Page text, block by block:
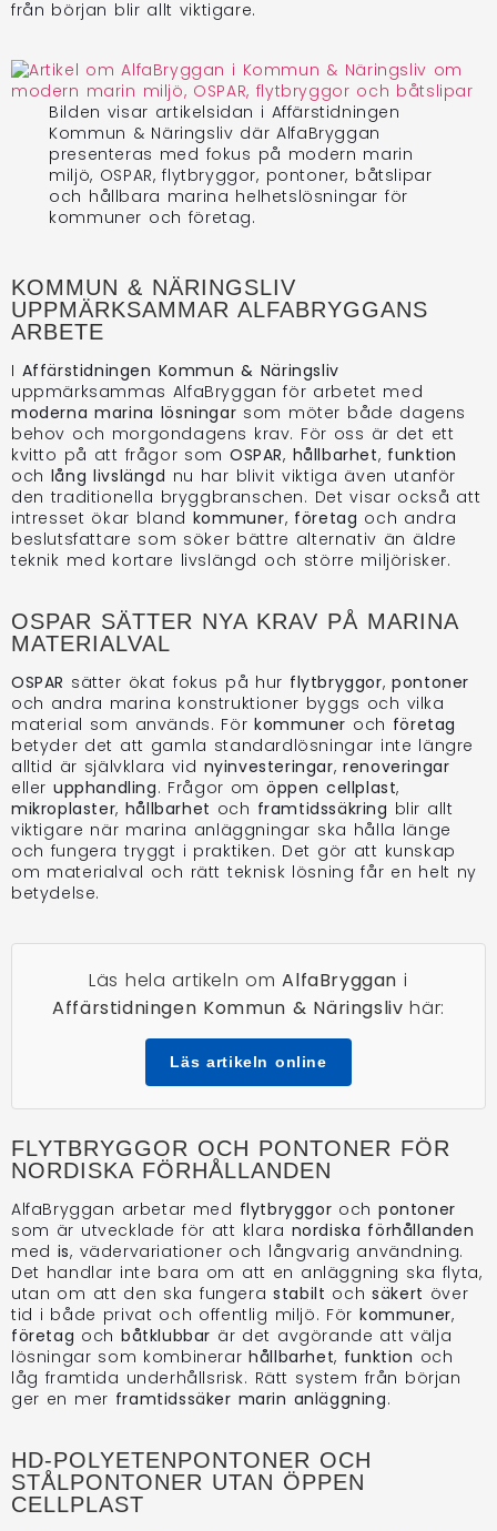
från början blir allt viktigare.
Bilden visar artikelsidan i Affärstidningen
Kommun & Näringsliv där AlfaBryggan
presenteras med fokus på modern marin
miljö, OSPAR, flytbryggor, pontoner, båtslipar
och hållbara marina helhetslösningar för
kommuner och företag.
KOMMUN & NÄRINGSLIV
UPPMÄRKSAMMAR ALFABRYGGANS
ARBETE
I Affärstidningen Kommun & Näringsliv
uppmärksammas AlfaBryggan för arbetet med
moderna marina lösningar som möter både dagens
behov och morgondagens krav. För oss är det ett
kvitto på att frågor somOSPAR, hållbarhet, funktion
och lång livslängd nu har blivit viktiga även utanför
den traditionella bryggbranschen. Det visar också att
intresset ökar bland kommuner, företag och andra
beslutsfattare som söker bättre alternativ än äldre
teknik med kortare livslängd och större miljörisker.
OSPAR SÄTTER NYA KRAV PÅ MARINA
MATERIALVAL
OSPAR sätter ökat fokus på hur flytbryggor,pontoner
och andra marina konstruktioner byggs och vilka
material som används. Förkommuner och företag
betyder det att gamla standardlösningar inte längre
alltid är självklara vid nyinvesteringar,renoveringar
eller upphandling. Frågor omöppen cellplast,
mikroplaster, hållbarhet och framtidssäkring blir allt
viktigare när marina anläggningar ska hålla länge
och fungera tryggt i praktiken. Det gör att kunskap
om materialval och rätt teknisk lösning får en helt ny
betydelse.
Läs hela artikeln omAlfaBryggan i
Affärstidningen Kommun & Näringsliv här:
Läs artikeln online
FLYTBRYGGOR OCH PONTONER FÖR
NORDISKA FÖRHÅLLANDEN
AlfaBryggan arbetar med flytbryggor ochpontoner
som är utvecklade för att klara nordiska förhållanden
med is, vädervariationer och långvarig användning.
Det handlar inte bara om att en anläggning ska flyta,
utan om att den ska fungerastabilt ochsäkert över
tid i både privat och offentlig miljö. Förkommuner,
företag ochbåtklubbar är det avgörande att välja
lösningar som kombinerarhållbarhet, funktion och
låg framtida underhållsrisk. Rätt system från början
ger en mer framtidssäker marin anläggning.
HD-POLYETENPONTONER OCH
STÅLPONTONER UTAN ÖPPEN
CELLPLAST